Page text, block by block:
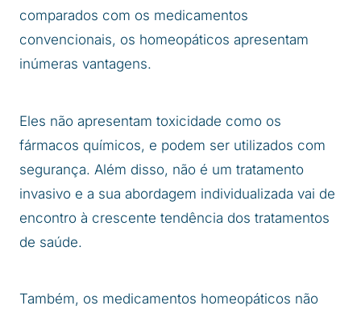
comparados com os medicamentos
convencionais, os homeopáticos apresentam
inúmeras vantagens.
Eles não apresentam toxicidade como os
fármacos químicos, e podem ser utilizados com
segurança. Além disso, não é um tratamento
invasivo e a sua abordagem individualizada vai de
encontro à crescente tendência dos tratamentos
de saúde.
Também, os medicamentos homeopáticos não